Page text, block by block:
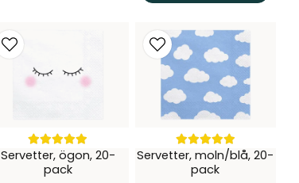
Servetter, ögon, 20-
pack
Servetter, moln/blå, 20-
pack